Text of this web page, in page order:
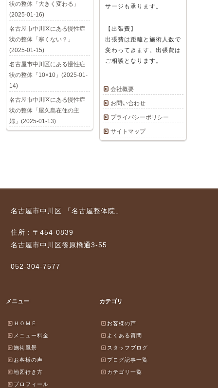
サージも承ります。
【出張費】
出張費は距離と施術人数で
変わってきます。出張費は
ご相談となります。
会社概要
お問い合わせ
プライバシーポリシー
サイトマップ
状の整体「大きく変わる」
(2025-01-16)
名古屋市中川区にある慢性症
状の整体「寒くない？」
(2025-01-15)
名古屋市中川区にある慢性症
状の整体「10×10」(2025-01-
14)
名古屋市中川区にある慢性症
状の整体「屋久島在住の主
婦」(2025-01-13)
名古屋市中川区 「名古屋整体院」
住所：〒454-0839
名古屋市中川区篠原橋通3-55
052-304-7577
メニュー
ＨＯＭＥ
メニュー料金
施術風景
お客様の声
地図行き方
プロフィール
カテゴリ
お客様の声
よくある質問
スタッフブログ
ブログ記事一覧
カテゴリ一覧